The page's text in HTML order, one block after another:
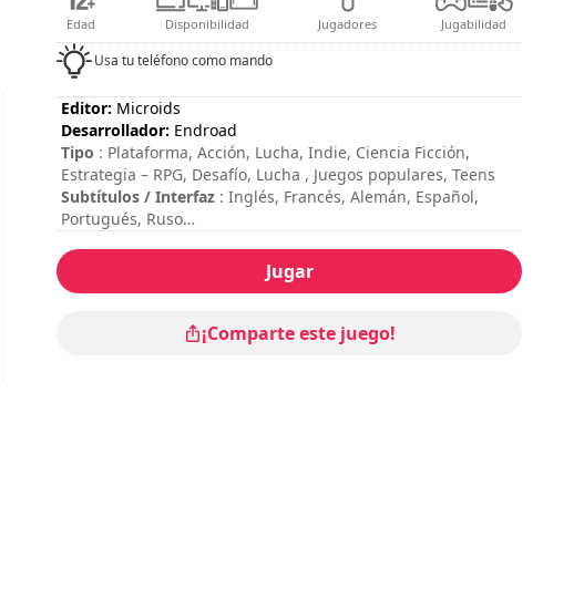
Edad Disponibilidad Jugadores Jugabilidad
Usa tu teléfono como mando
Editor: Microids
Desarrollador: Endroad
Tipo : Plataforma, Acción, Lucha, Indie, Ciencia Ficción,
Estrategia – RPG, Desafío, Lucha , Juegos populares, Teens
Subtítulos / Interfaz : Inglés, Francés, Alemán, Español,
Portugués, Ruso
Duración total
Dificultad
Jugar
¡Comparte este juego!